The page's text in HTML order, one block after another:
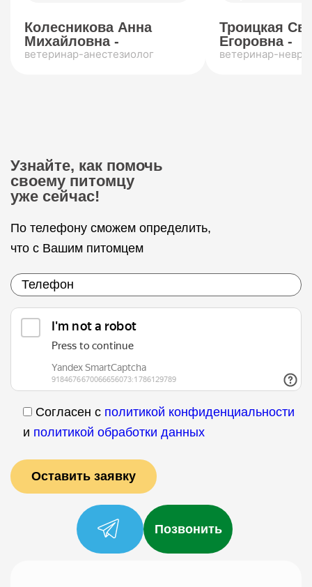
Колесникова Анна
Михайловна -
ветеринар-анестезиолог
Троицкая
Егоровна -
ветеринар-
Узнайте, как помочь
своему питомцу
уже сейчас!
По телефону сможем определить,
что с Вашим питомцем
Согласен с политикой конфиденциальности
и политикой обработки данных
Позвонить